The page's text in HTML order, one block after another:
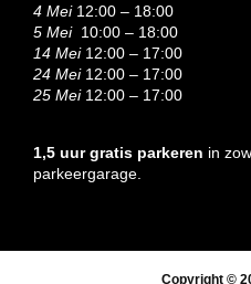
4 Mei12:00 – 18:00
5 Mei10:00 – 18:00
14 Mei12:00 – 17:00
24 Mei12:00 – 17:00
25 Mei 12:00 – 17:00
1,5 uur gratis parkeren in
parkeergarage.
Copyright ©